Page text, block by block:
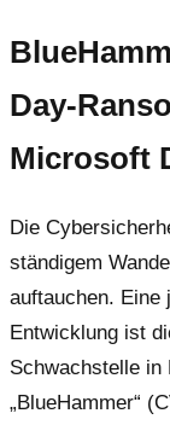
Day-
Microsoft
Die
ständigem
auftauchen. Eine
Entwicklung ist
Schwachstelle in
„BlueHammer“